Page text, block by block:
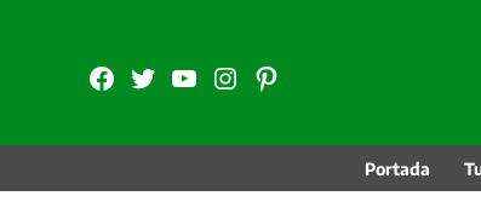
contenidoFB TW YouTubeInstagram
Pinterest
Portada